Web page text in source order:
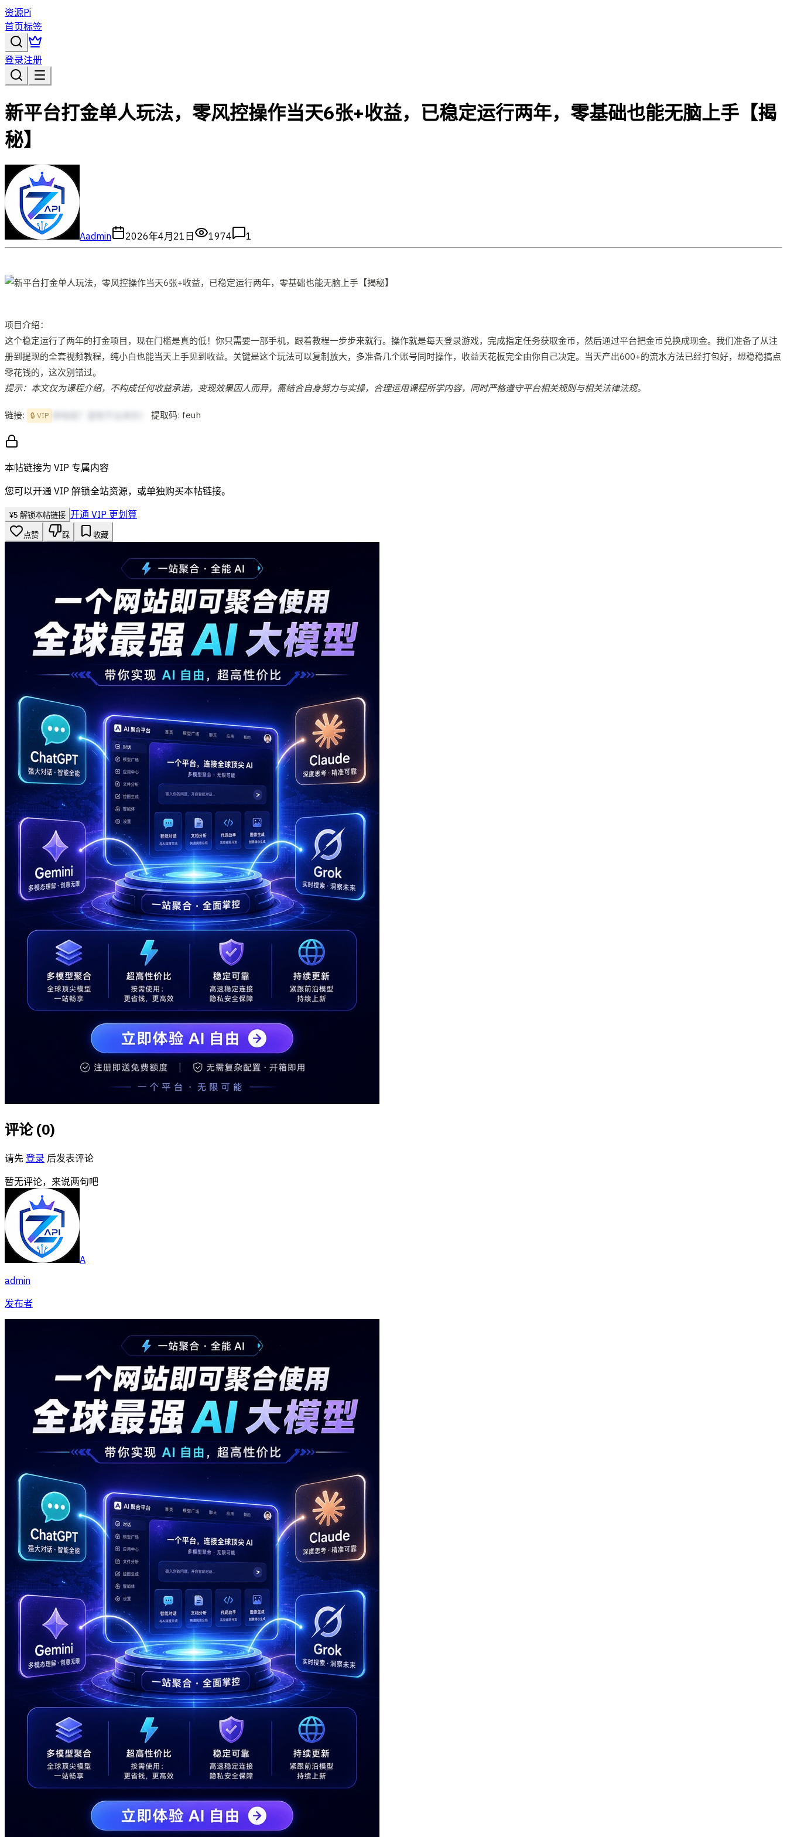
资源Pi
首页标签
登录注册
新平台打金单人玩法，零风控操作当天6张+收益，已稳定运行两年，零基础也能无脑上手【揭
秘】
Aadmin 2026年4月21日 1974 1
项目介绍：
这个稳定运行了两年的打金项目，现在门槛是真的低！你只需要一部手机，跟着教程一步步来就行。操作就是每天登录游戏，完成指定任务获取金币，然后通过平台把金币兑换成现金。我们准备了从注
册到提现的全套视频教程，纯小白也能当天上手见到收益。关键是这个玩法可以复制放大，多准备几个账号同时操作，收益天花板完全由你自己决定。当天产出600+的流水方法已经打包好，想稳稳搞点
零花钱的，这次别错过。
提示：本文仅为课程介绍，不构成任何收益承诺，变现效果因人而异，需结合自身努力与实操，合理运用课程所学内容，同时严格遵守平台相关规则与相关法律法规。
链接: 🔒 VIP 提取码: feuh
本帖链接为 VIP 专属内容
您可以开通 VIP 解锁全站资源，或单独购买本帖链接。
¥5 解锁本帖链接 开通 VIP 更划算
点赞 踩 收藏
评论 (0)
请先 登录 后发表评论
暂无评论，来说两句吧
A
admin
发布者